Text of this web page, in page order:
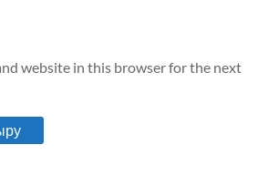
website in this browser for the next